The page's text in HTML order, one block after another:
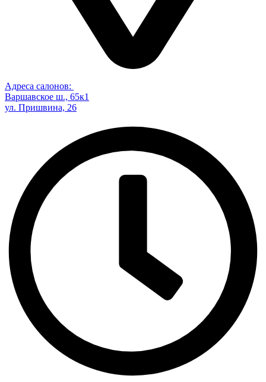
Адреса салонов:
Варшавское ш., 65к1
ул. Пришвина, 26